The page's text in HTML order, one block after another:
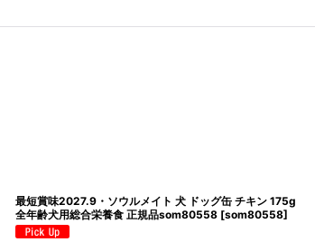
最短賞味2027.9・ソウルメイト 犬 ドッグ缶 チキン 175g
全年齢犬用総合栄養食 正規品som80558 [som80558]